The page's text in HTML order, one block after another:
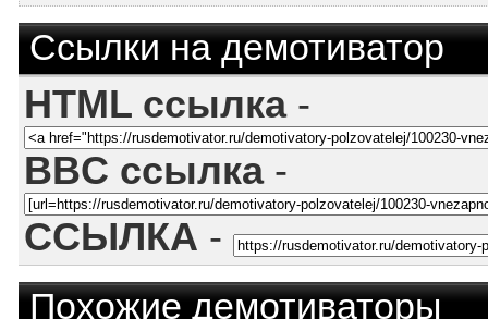
Ссылки на демотиватор
HTML ссылка-
BBC ссылка-
ССЫЛКА -
Похожие демотиваторы